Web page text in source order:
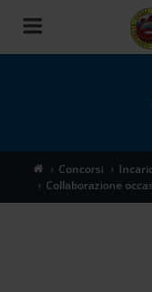
Toggle
navigation
Concorsi
Collaborazione